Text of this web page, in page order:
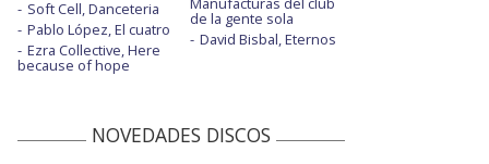
Soft Cell, Danceteria
Pablo López, El cuatro
Ezra Collective, Here
because of hope
de la gente sola
David Bisbal, Eternos
NOVEDADES DISCOS